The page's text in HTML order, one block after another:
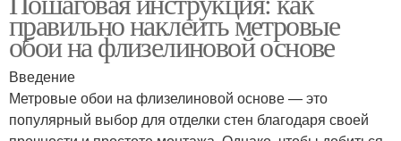
правильно наклеить метровые
обои на флизелиновой основе
Введение
Метровые обои на флизелиновой основе — это
популярный выбор для отделки стен благодаря своей